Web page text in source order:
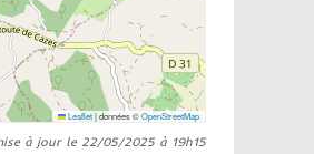
Leaflet|données ©OpenStreetMap
à jour le 22/05/2025 à 19h15